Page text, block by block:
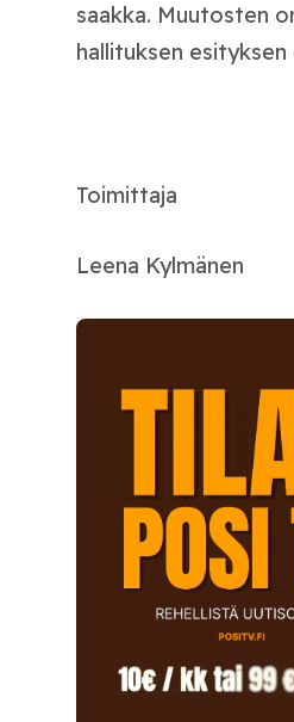
saakka. Muutosten
hallituksen
Toimittaja
Leena Kylmänen